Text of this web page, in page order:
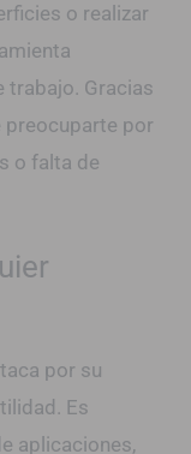
o realizar
trabajo. Gracias
preocuparte por
o falta de
por su
Es
aplicaciones,